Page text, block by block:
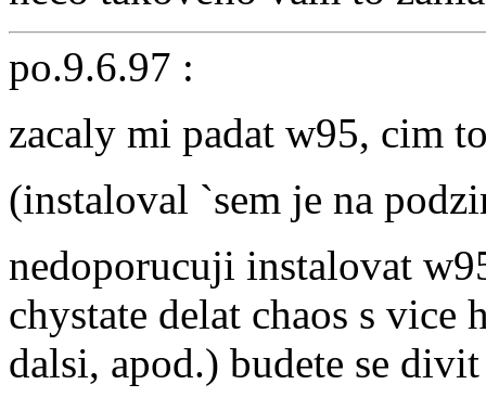
po.9.6.97 :
zacaly mi padat w95, cim
(instaloval `sem je na
nedoporucuji instalovat
chystate delat chaos s
dalsi, apod.) budete se